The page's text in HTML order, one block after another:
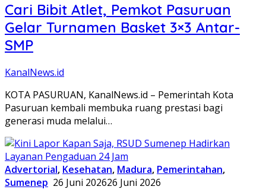
Cari Bibit Atlet, Pemkot Pasuruan
Gelar Turnamen Basket 3×3 Antar-
SMP
KanalNews.id
KOTA PASURUAN, KanalNews.id – Pemerintah Kota
Pasuruan kembali membuka ruang prestasi bagi
generasi muda melalui…
Advertorial, Kesehatan, Madura, Pemerintahan,
Sumenep 26 Juni 202626 Juni 2026